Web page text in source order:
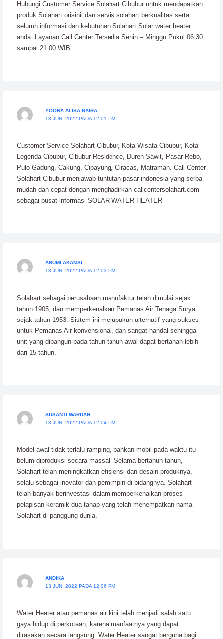
Hubungi Customer Service Solahart Cibubur untuk mendapatkan
produk Solahart orisinil dan servis solahart berkualitas serta
seluruh informasi dan kebutuhan Solahart Solar water heater
anda. Layanan Call Center Tersedia Senin – Minggu Pukul 06:30
sampai 21:00 WIB.
YOONA ALISA NAIRA
13 JUNI 2022 PADA 12:01 PM
Customer Service Solahart Cibubur, Kota Wisata Cibubur, Kota
Legenda Cibubur, Cibubur Residence, Duren Sawit, Pasar Rebo,
Pulo Gadung, Cakung, Cipayung, Ciracas, Matraman. Call Center
Solahart Cibubur menjawab tuntutan pasar indonesia yang serba
mudah dan cepat dengan menghadirkan callcentersolahart.com
sebagai pusat informasi SOLAR WATER HEATER
ARUMI AKAMSI
13 JUNI 2022 PADA 12:03 PM
Solahart sebagai perusahaan manufaktur telah dimulai sejak
tahun 1905, dan memperkenalkan Pemanas Air Tenaga Surya
sejak tahun 1953. Sistem ini merupakan alternatif yang sukses
untuk Pemanas Air konvensional, dan sangat handal sehingga
unit yang dibangun pada tahun-tahun awal dapat bertahan lebih
dari 15 tahun.
SUSANTI WARDAH
13 JUNI 2022 PADA 12:04 PM
Model awal tidak terlalu ramping, bahkan mobil pada waktu itu
belum diproduksi secara massal. Selama bertahun-tahun,
Solahart telah meningkatkan efisiensi dan desain produknya,
selalu sebagai inovator dan pemimpin di bidangnya. Solahart
telah banyak berinvestasi dalam memperkenalkan proses
pelapisan keramik dua tahap yang telah menempatkan nama
Solahart di panggung dunia.
ANDIKA
13 JUNI 2022 PADA 12:06 PM
Water Heater atau pemanas air kini telah menjadi salah satu
gaya hidup di perkotaan, karena manfaatnya yang dapat
dirasakan secara langsung. Water Heater sangat berguna bagi